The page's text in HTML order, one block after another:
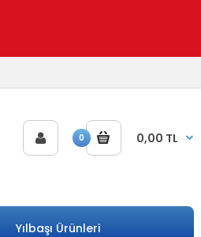
0 0,00 TL
Yılbaşı Ürünleri